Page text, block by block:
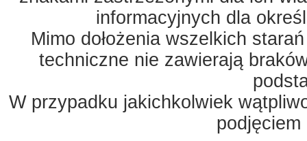
informacyjnych dla
Mimo dołożenia wszelkich
techniczne nie zawierają
W przypadku jakichkolwiek